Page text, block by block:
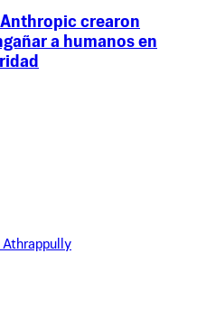
crearon
a humanos en
Athrappully